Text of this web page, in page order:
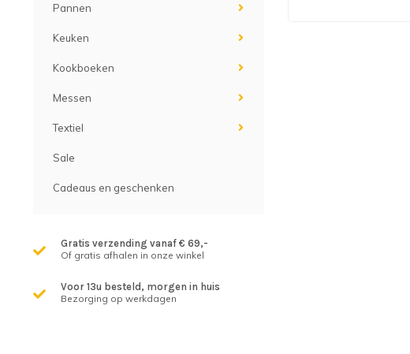
Pannen
Keuken
Kookboeken
Messen
Textiel
Sale
Cadeaus en geschenken
Gratis verzending vanaf € 69,-
Of gratis afhalen in onze winkel
Voor 13u besteld, morgen in huis
Bezorging op werkdagen